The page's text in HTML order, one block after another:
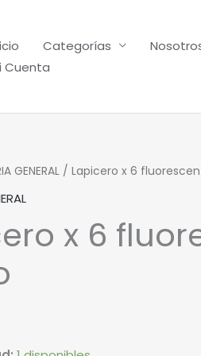
Categorías
Cuenta
GENERAL / Lapicero x 6
x 6